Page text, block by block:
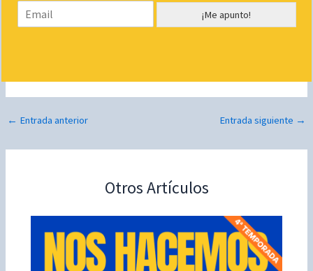
m
¡Me apunto!
← Entrada anterior Entrada siguiente →
Otros Artículos